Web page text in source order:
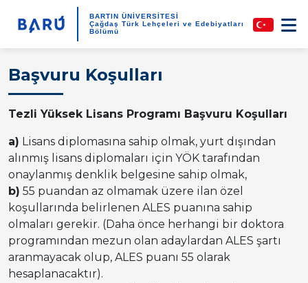
BARTIN ÜNİVERSİTESİ
Çağdaş Türk Lehçeleri ve Edebiyatları
Bölümü
Başvuru Koşulları
Tezli Yüksek Lisans Programı Başvuru Koşulları
a) Lisans diplomasına sahip olmak, yurt dışından
alınmış lisans diplomaları için YÖK tarafından
onaylanmış denklik belgesine sahip olmak,
b) 55 puandan az olmamak üzere ilan özel
koşullarında belirlenen ALES puanına sahip
olmaları gerekir. (Daha önce herhangi bir doktora
programından mezun olan adaylardan ALES şartı
aranmayacak olup, ALES puanı 55 olarak
hesaplanacaktır).